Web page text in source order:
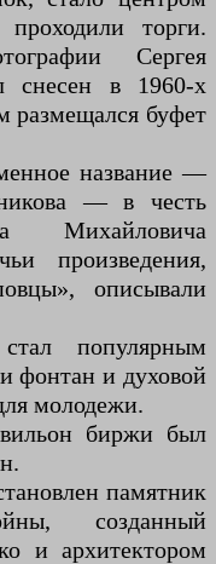
торги.
Сергея
снесен в 1960-х
размещался буфет
название —
— в честь
Михайловича
произведения,
описывали
популярным
фонтан и духовой
молодежи.
биржи был
памятник
созданный
и архитектором